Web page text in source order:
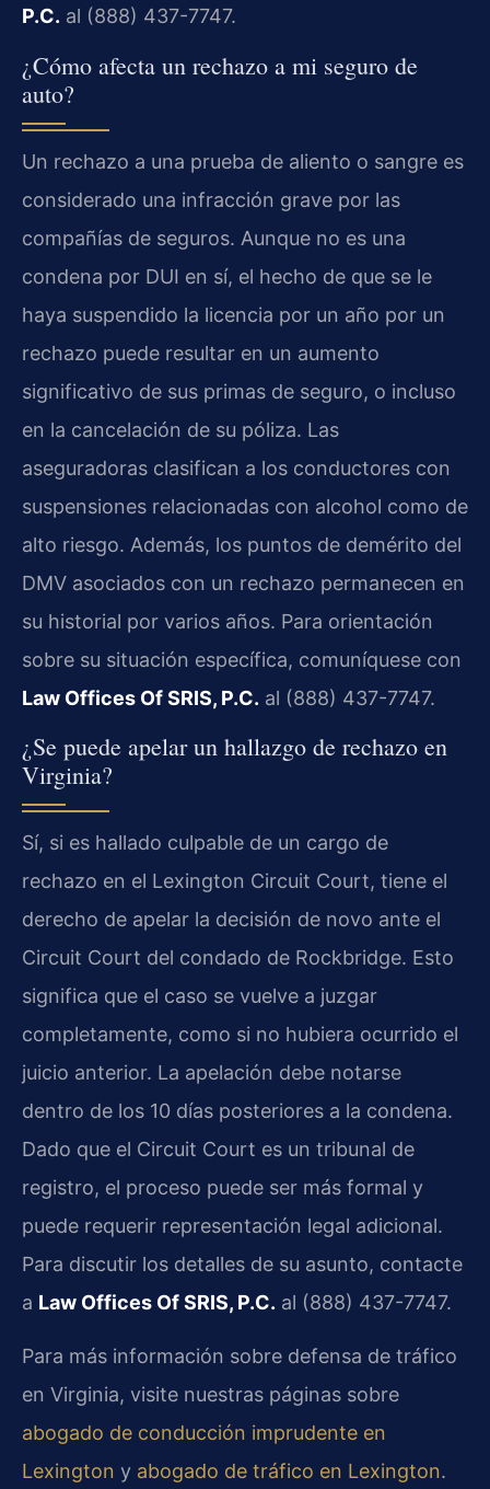
P.C. al (888) 437-7747.
¿Cómo afecta un rechazo a mi seguro de
auto?
Un rechazo a una prueba de aliento o sangre es
considerado una infracción grave por las
compañías de seguros. Aunque no es una
condena por DUI en sí, el hecho de que se le
haya suspendido la licencia por un año por un
rechazo puede resultar en un aumento
significativo de sus primas de seguro, o incluso
en la cancelación de su póliza. Las
aseguradoras clasifican a los conductores con
suspensiones relacionadas con alcohol como de
alto riesgo. Además, los puntos de demérito del
DMV asociados con un rechazo permanecen en
su historial por varios años. Para orientación
sobre su situación específica, comuníquese con
Law Offices Of SRIS, P.C. al (888) 437-7747.
¿Se puede apelar un hallazgo de rechazo en
Virginia?
Sí, si es hallado culpable de un cargo de
rechazo en el Lexington Circuit Court, tiene el
derecho de apelar la decisión de novo ante el
Circuit Court del condado de Rockbridge. Esto
significa que el caso se vuelve a juzgar
completamente, como si no hubiera ocurrido el
juicio anterior. La apelación debe notarse
dentro de los 10 días posteriores a la condena.
Dado que el Circuit Court es un tribunal de
registro, el proceso puede ser más formal y
puede requerir representación legal adicional.
Para discutir los detalles de su asunto, contacte
a Law Offices Of SRIS, P.C. al (888) 437-7747.
Para más información sobre defensa de tráfico
en Virginia, visite nuestras páginas sobre
abogado de conducción imprudente en
Lexington y abogado de tráfico en Lexington.